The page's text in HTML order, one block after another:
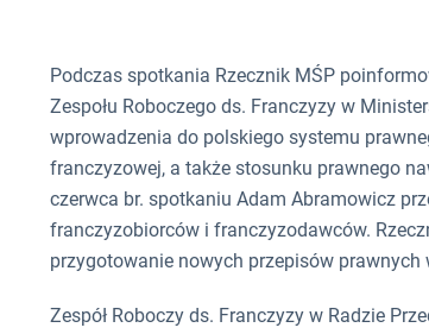
Podczas spotkania Rzecznik MŚP
Zespołu Roboczego ds. Franczyzy w
wprowadzenia do polskiego systemu
franczyzowej, a także stosunku prawnego
czerwca br. spotkaniu Adam Abramowicz
franczyzobiorców i franczyzodawców.
przygotowanie nowych przepisów
Zespół Roboczy ds. Franczyzy w Radzie